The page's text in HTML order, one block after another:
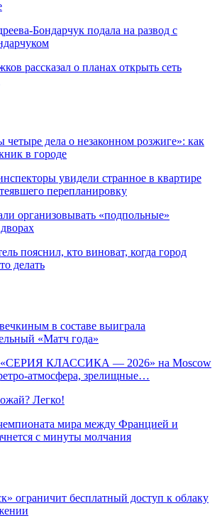
Бондарчук подала на развод с
рассказал о планах открыть сеть
четыре дела о незаконном розжиге»: как
в городе
увидели странное в квартире
перепланировку
организовывать «подпольные»
пояснил, кто виноват, когда город
делать
в составе выиграла
«Матч года»
«СЕРИЯ КЛАССИКА — 2026» на Moscow
зрелищные…
Легко!
мира между Францией и
с минуты молчания
ограничит бесплатный доступ к облаку